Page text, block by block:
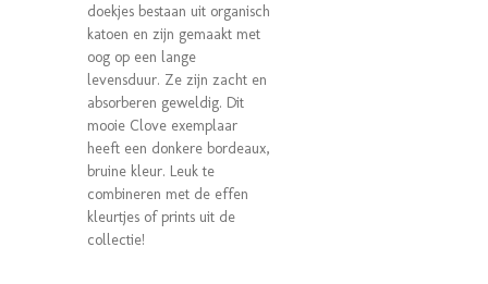
doekjes bestaan uit organisch
katoen en zijn gemaakt met
oog op een lange
levensduur. Ze zijn zacht en
absorberen geweldig. Dit
mooie Clove exemplaar
heeft een donkere bordeaux,
bruine kleur. Leuk te
combineren met de effen
kleurtjes of prints uit de
collectie!